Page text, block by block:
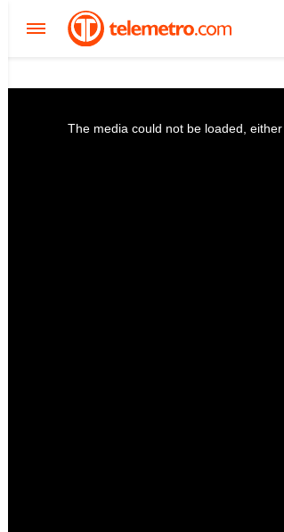
The media could not be loaded,